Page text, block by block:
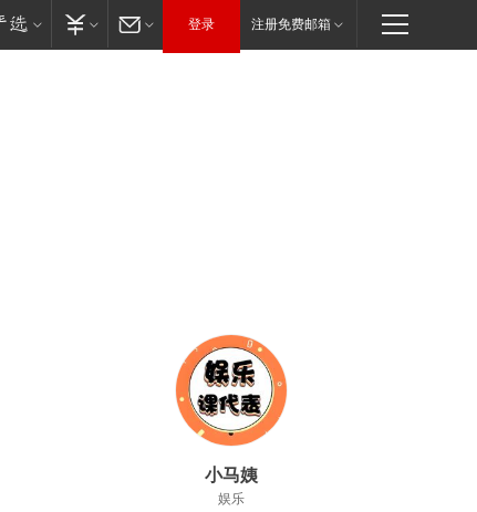
登录 注册免费邮箱
小马姨
娱乐